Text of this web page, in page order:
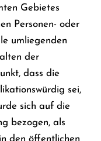
Gebietes
Personen- oder
umliegenden
der
dass die
sei,
sich auf die
bezogen, als